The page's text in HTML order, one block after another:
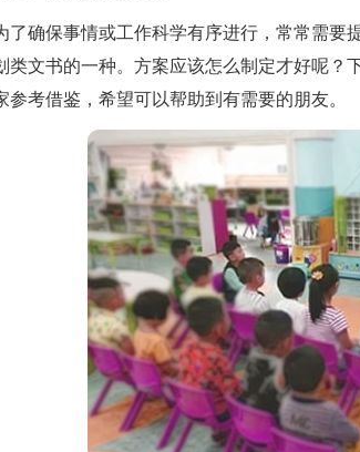
保事情或工作科学有序进行，常常需要
类文书的一种。方案应该怎么制定才好呢？
参考借鉴，希望可以帮助到有需要的朋友。